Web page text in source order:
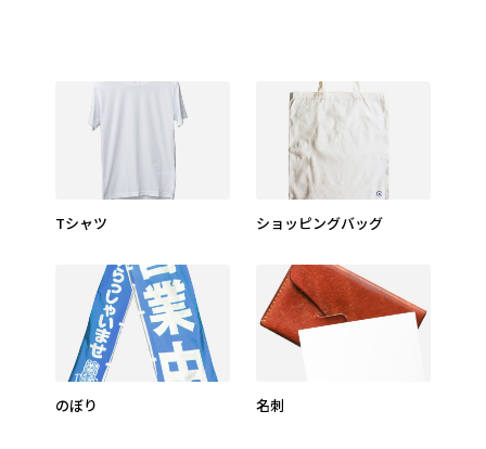
Tシャツ ショッピングバッグ
のぼり 名刺